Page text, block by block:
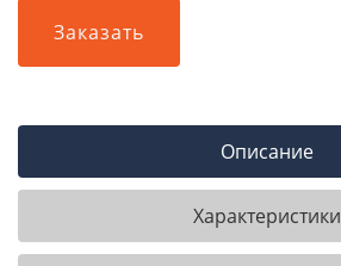
Заказать
Описание
Характеристики